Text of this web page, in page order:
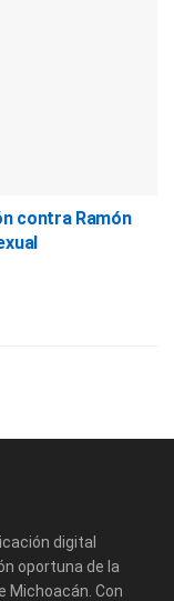
contra Ramón
digital
oportuna de la
Michoacán. Con